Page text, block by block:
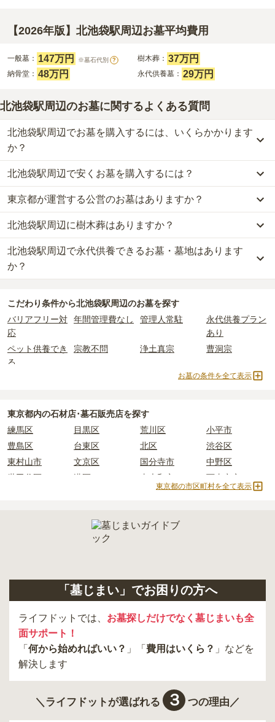
【2026年版】北池袋駅周辺お墓平均費用
一般墓： 147万円 ※墓石代別 ? 樹木葬： 37万円
納骨堂： 48万円 永代供養墓： 29万円
北池袋駅周辺のお墓に関するよくある質問
北池袋駅周辺でお墓を購入するには、いくらかかります
か？
北池袋駅周辺での購入費用の目安は、一般墓が約314万円、樹木葬
が約37万円、納骨堂が約48万円、永代供養墓が約29万円です。
一般墓を建てる場合は、「永代使用料（土地代）」と「墓石代」の
2つが主な費用となります。
北池袋駅周辺の一般墓の永代使用料の平均は
で、墓石代は
さ・素材によって変わります。
樹木葬・納骨堂・永代供養墓は、基本的に墓石代がかからず、永代
なお、お墓によっては以下の費用が別途かかる場合があります。
・開眼法要の費用：お墓を新しく建てた際に行う儀式のための費
用。僧侶に渡すお布施がかかります。
・納骨式の費用
：お墓に遺骨を納める儀式のための費用。僧侶に渡
すお布施、会食などの費用がかかります。
：お墓の管理費。契約後、毎年発生するケースがあり
正確な費用は、区画や石材の選び方によって大きく変わるため、見
積もりを取るまで確定しません。
現地見学では、担当者に「提示金額以外にかかる費用はないか」を
必ず確認することをおすすめします。
現地への見学が難しい場合は、資料請求でも各霊園の詳しい料金案
北池袋駅周辺で安くお墓を購入するには？
北池袋駅周辺で一番安価なお墓は、瑞法寺 志村坂上淨苑
納骨堂
で、3万円からお求めいただけます。
一般的に最も費用を抑えられるのは、他の方のご遺骨と一緒に埋葬
する「合祀墓（ごうしぼ）」と呼ばれるタイプです。個別のお墓に
比べて省スペースで管理の手間がかからないため、費用が安く設定
されています。
価格の目安は、1名あたり5万円〜30万円程度です。
北池袋駅周辺で安価なお墓を探したい場合は、
替えてお墓を探すのがおすすめです。
東京都が運営する公営のお墓はありますか？
北池袋駅周辺には、公営の霊園の掲載がありません。
一方で、東京都内には、県または市区町村が運営する公営の霊園が
16件あります。
公営霊園は民営の霊園と異なり、契約にあたって応募資格が設けら
主な条件として、遺骨がすでにある、該当の市区町村に一定年数以
上住んでいるなどが挙げられます。
条件を満たさない場合は、申し込み自体ができないことも多いた
め、事前の確認が重要です。
契約条件の詳細は、各霊園のページをご確認いただくか、資料請求
北池袋駅周辺に樹木葬はありますか？
北池袋駅周辺には、1件の樹木葬があります。
詳しくは、
北池袋駅周辺で永代供養できるお墓・墓地はあります
か？
詳しくは、北池袋駅周辺の永代供養の一覧をご覧ください。
こだわり条件から北池袋駅周辺のお墓を探す
バリアフリー対
応
年間管理費なし 管理人常駐
永代供養プラン
あり
ペット供養でき
る
宗教不問 浄土真宗 曹洞宗
天台宗
民営霊園
寺院墓地 1人用区画あり
3人用区画あり
お墓の条件を全て表示
東京都内の石材店･墓石販売店を探す
練馬区
目黒区 荒川区
小平市
豊島区
台東区 北区
渋谷区
東村山市
文京区 国分寺市
中野区
世田谷区
港区 東大和市
西東京市
町田市 府中市
昭島市
葛飾区 墨田区
杉並区
東京都の市区町村を全て表示
「墓じまい」でお困りの方へ
ライフドットでは、 お墓探しだけでなく墓じまいも全
面サポート！
「 何から始めればいい？ 」「 費用はいくら？ 」などを
解決します
＼ライフドットが選ばれる ３ つの理由／